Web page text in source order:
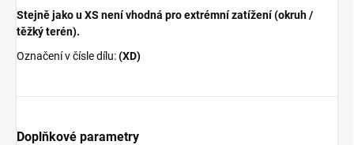
Stejně jako u XS není vhodná pro extrémní zatížení (okruh /
těžký terén).
Označení v čísle dílu:(XD)
Doplňkové parametry